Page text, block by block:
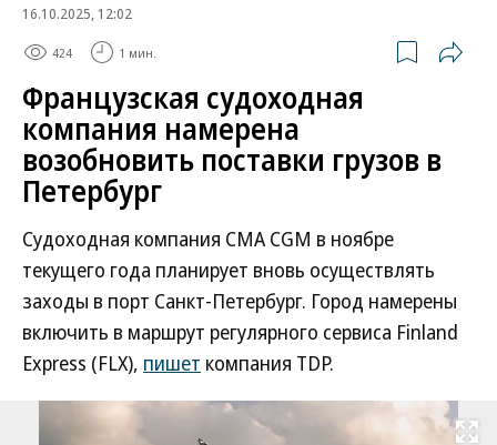
16.10.2025, 12:02
424 1 мин.
Французская судоходная
компания намерена
возобновить поставки грузов в
Петербург
Судоходная компания CMA CGM в ноябре
текущего года планирует вновь осуществлять
заходы в порт Санкт-Петербург. Город намерены
включить в маршрут регулярного сервиса Finland
Express (FLX), пишет компания TDP.